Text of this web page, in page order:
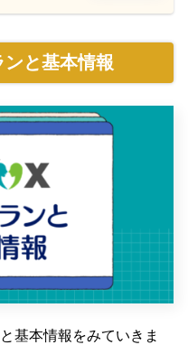
と基本情報
基本情報をみていきま